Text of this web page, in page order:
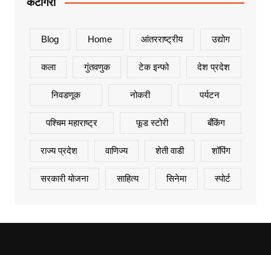
Blog Home आंतरराष्ट्रीय उद्योग
कला गुंतवणुक टेक इन्फो देश प्रदेश
निवडणूक नोकरी पर्यटन
पश्चिम महाराष्ट्र फूड स्टोरी बँकिंग
राज्य प्रदेश वाणिज्य शेती वाडी शॉपिंग
सरकारी योजना साहित्य सिनेमा स्पोर्ट